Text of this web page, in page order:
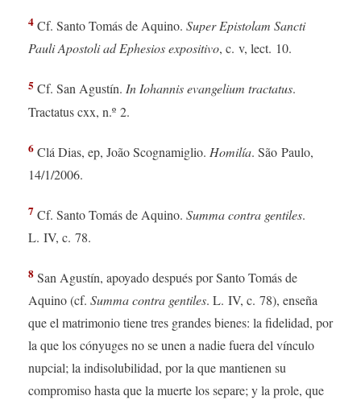
4Cf. Santo Tomás de Aquino. Super Epistolam Sancti
Pauli Apostoli ad Ephesios expositivo, c. v, lect. 10.
5 Cf. San Agustín. In Iohannis evangelium tractatus.
Tractatus cxx, n.º 2.
6Clá Dias, ep, João Scognamiglio. Homilía. São Paulo,
14/1/2006.
7 Cf. Santo Tomás de Aquino. Summa contra gentiles.
L. IV, c. 78.
8San Agustín, apoyado después por Santo Tomás de
Aquino (cf. Summa contra gentiles. L. IV, c. 78), enseña
que el matrimonio tiene tres grandes bienes: la fidelidad, por
la que los cónyuges no se unen a nadie fuera del vínculo
nupcial; la indisolubilidad, por la que mantienen su
compromiso hasta que la muerte los separe; y la prole, que